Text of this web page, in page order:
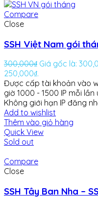
Compare
Close
SSH Việt Nam gói
300,000₫ Giá gốc là:
250,000₫.
Được cấp tài khoản vào
giờ 1000 - 1500 IP mỗi
Không giới hạn IP đăng
Add to wishlist
Thêm vào giỏ hàng
Quick View
Sold out
Compare
Close
SSH Tây Ban Nha –